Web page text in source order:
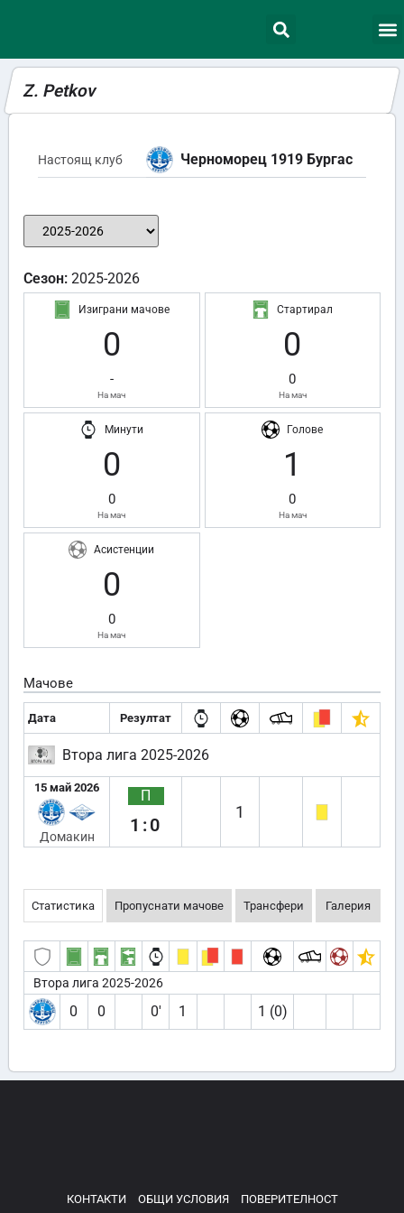
Z. Petkov
Настоящ клуб Черноморец 1919 Бургас
Сезон: 2025-2026
Изиграни мачове
0
-
На мач
Стартирал
0
0
На мач
Минути
0
0
На мач
Голове
1
0
На мач
Асистенции
0
0
На мач
Мачове
Дата Резултат
Втора лига 2025-2026
15 май 2026
Домакин
П
1:0
1
Статистика Пропуснати мачове Трансфери Галерия
Втора лига 2025-2026
0 0 0′ 1 1 (0)
КОНТАКТИ ОБЩИ УСЛОВИЯ ПОВЕРИТЕЛНОСТ